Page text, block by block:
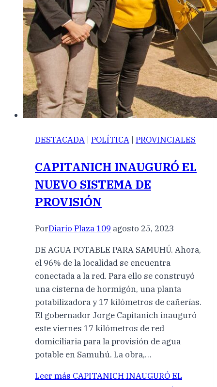
DESTACADA | POLÍTICA | PROVINCIALES
CAPITANICH INAUGURÓ EL
NUEVO SISTEMA DE
PROVISIÓN
PorDiario Plaza 109 agosto 25, 2023
DE AGUA POTABLE PARA SAMUHÚ. Ahora,
el 96% de la localidad se encuentra
conectada a la red. Para ello se construyó
una cisterna de hormigón, una planta
potabilizadora y 17 kilómetros de cañerías.
El gobernador Jorge Capitanich inauguró
este viernes 17 kilómetros de red
domiciliaria para la provisión de agua
potable en Samuhú. La obra,…
Leer más CAPITANICH INAUGURÓ EL